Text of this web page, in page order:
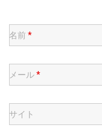
名前*
メール*
サイト